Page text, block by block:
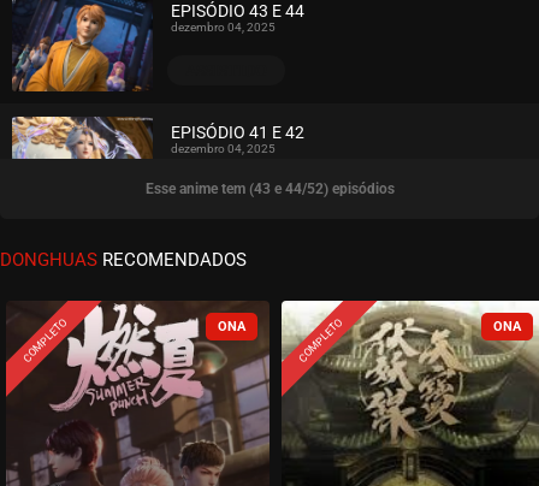
EPISÓDIO 43 E 44
dezembro 04, 2025
ASSISTIDO
EPISÓDIO 41 E 42
dezembro 04, 2025
ASSISTIDO
EPISÓDIO 39 E 40
ASSISTIDO
EPISÓDIO 37 E 38
novembro 18, 2025
Esse anime tem (43 e 44/52) episódios
DONGHUAS RECOMENDADOS
COMPLETO COMPLETO